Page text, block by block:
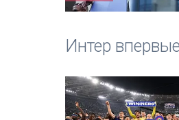
Интер